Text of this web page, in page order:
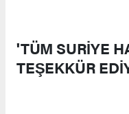
'TÜM SURİYE
TEŞEKKÜR